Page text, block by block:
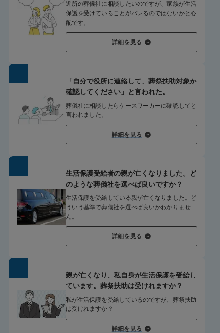
近所の葬儀社に相談したいのですが、家族が生活
保護を受けていることがバレるのではないかと心
配です。
詳細を見る
「自分で役所に連絡して、葬祭扶助対象か
確認してください」と言われた。
葬儀社に相談したらケースワーカーに確認してと
言われました。
詳細を見る
生活保護受給者の親が亡くなりました。ど
のような葬儀社を選べば良いですか？
生活保護を受給している親が亡くなりました。ど
ういう基準で葬儀社を選べば良いかわかりませ
ん。
詳細を見る
親が亡くなり、私自身が生活保護を受給し
ています。葬祭扶助は受けれますか？
私が生活保護を受給しているのですが、葬祭扶助
は受けれますか？
詳細を見る